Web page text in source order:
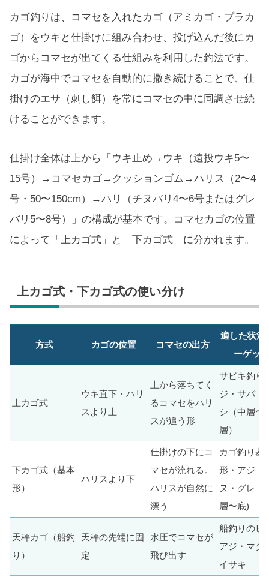
カゴ釣りは、コマセを入れたカゴ（アミカゴ・プラカ
ゴ）をウキと仕掛けに組み合わせ、投げ込んだ後にカ
ゴからコマセが出てくる仕組みを利用した釣法です。
カゴが海中でコマセを自動的に撒き続けることで、仕
掛けのエサ（刺し餌）を常にコマセの中に同調させ続
けることができます。
仕掛け全体は上から「ウキ止め→ウキ（遠投ウキ5〜
15号）→コマセカゴ→クッションゴム→ハリス（2〜4
号・50〜150cm）→ハリ（チヌバリ4〜6号またはグレ
バリ5〜8号）」の構成が基本です。コマセカゴの位置
によって「上カゴ式」と「下カゴ式」に分かれます。
上カゴ式・下カゴ式の使い分け
方式 カゴの位置 コマセの出方
適した状況
ーゲット
上カゴ式
ウキ直下・ハリ
スより上
上から落ちてく
るコマセをハリ
スが追う形
サビキ釣り
ジ・サバ・
シ（中層〜
層）
下カゴ式（基本
形）
ハリスより下
仕掛けの下にコ
マセが流れる。
ハリスが自然に
漂う
カゴ釣り基
形・アジ・
ヌ・グレ（
層〜底)
天秤カゴ（船釣
り）
天秤の先端に固
定
水圧でコマセが
飛び出す
船釣りのビ
アジ・マダ
イサキ